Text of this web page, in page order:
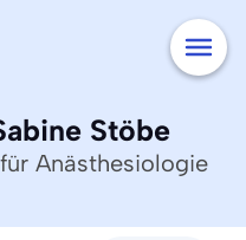
Stöbe
Anästhesiologie